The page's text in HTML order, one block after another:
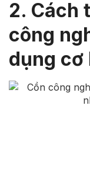
2. Cách
công
dụng cơ